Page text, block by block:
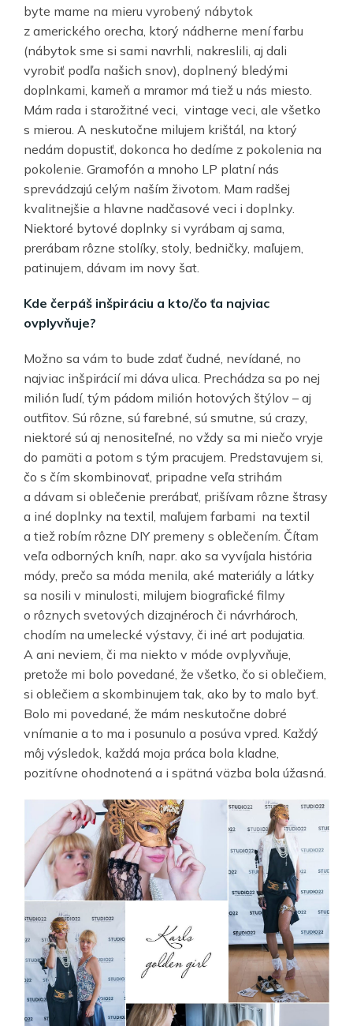
byte mame na mieru vyrobený nábytok
z amerického orecha, ktorý nádherne mení farbu
(nábytok sme si sami navrhli, nakreslili, aj dali
vyrobiť podľa našich snov), doplnený bledými
doplnkami, kameň a mramor má tiež u nás miesto.
Mám rada i starožitné veci, vintage veci, ale všetko
s mierou. A neskutočne milujem krištál, na ktorý
nedám dopustiť, dokonca ho dedíme z pokolenia na
pokolenie. Gramofón a mnoho LP platní nás
sprevádzajú celým naším životom. Mam radšej
kvalitnejšie a hlavne nadčasové veci i doplnky.
Niektoré bytové doplnky si vyrábam aj sama,
prerábam rôzne stolíky, stoly, bedničky, maľujem,
patinujem, dávam im novy šat.
Kde čerpáš inšpiráciu a kto/čo ťa najviac
ovplyvňuje?
Možno sa vám to bude zdať čudné, nevídané, no
najviac inšpirácií mi dáva ulica. Prechádza sa po nej
milión ľudí, tým pádom milión hotových štýlov – aj
outfitov. Sú rôzne, sú farebné, sú smutne, sú crazy,
niektoré sú aj nenositeľné, no vždy sa mi niečo vryje
do pamäti a potom s tým pracujem. Predstavujem si,
čo s čím skombinovať, pripadne veľa strihám
a dávam si oblečenie prerábať, prišívam rôzne štrasy
a iné doplnky na textil, maľujem farbami na textil
a tiež robím rôzne DIY premeny s oblečením. Čítam
veľa odborných kníh, napr. ako sa vyvíjala história
módy, prečo sa móda menila, aké materiály a látky
sa nosili v minulosti, milujem biografické filmy
o rôznych svetových dizajnéroch či návrhároch,
chodím na umelecké výstavy, či iné art podujatia.
A ani neviem, či ma niekto v móde ovplyvňuje,
pretože mi bolo povedané, že všetko, čo si oblečiem,
si oblečiem a skombinujem tak, ako by to malo byť.
Bolo mi povedané, že mám neskutočne dobré
vnímanie a to ma i posunulo a posúva vpred. Každý
môj výsledok, každá moja práca bola kladne,
pozitívne ohodnotená a i spätná väzba bola úžasná.